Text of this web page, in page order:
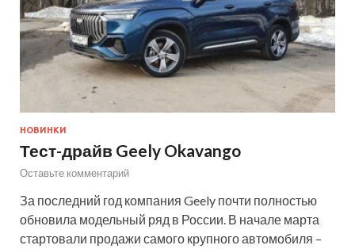
НОВИНКИ
Тест-драйв Geely Okavango
Оставьте комментарий
За последний год компания Geely почти полностью
обновила модельный ряд в России. В начале марта
стартовали продажи самого крупного автомобиля –